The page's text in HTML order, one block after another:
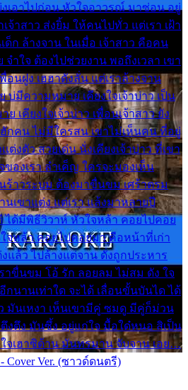
งเอาไปก่อน หัวใจอาวรณ์ มาซ่อน อยู่
จ้าสาว ส่งยิ้ม ให้คนไปทั่ว แต่เรา เฝ้า
ด็ก ล้างจาน ในเมื่อ เจ้าสาว คือคน
ำใจ ต้องไปช่วยงาน พอถึงเวลา เขา
นฝูง เฮฮาดังลั่น แต่เราล้างจาน
บ่มีความหมาย เคียงใจเจ้าบ่าว เป็น
เคียงใจเจ้าบ่าว เพื่อนเจ้าสาว ยัง
กคน ไม่มีใครสน เขาไม่เห็นคน ที่อยู่
ต่งตัว สวยเด่น นั่งเคียงเจ้าบ่าว ที่เขา
ของเรา ลำเค็ญ ใครจะมองเห็น
ร้าวระบม ต้องมาขื่นขม เศร้าตรม
เขาแต่ง แต่เรา แล้งมาหลายปี
ได้มีพิธีวิวาห์ หัวใจหล้า คอยไปคอย
จหล้า คอยไปคอยมา คือหน้าที่เก่า
แล้ว ไปล้างแต่จาน ดั่งถูกประหาร
าขื่นขม โอ้ รัก ลอยลม ไม่สม ดัง ใจ
กนานเท่าใด จะได้ เลื่อนขั้นบันได ได้
มันเหงา เห็นเขามีคู่ ซมดู มีคู่ก็ม่วน
งตึง มันซึ้ง อยู่แก่ใจ มื้อใด๋หนอ สิเป็น
ใจเฮาซิด้าน มันทรมาน จับจาน เอย…
Cover Ver. (ซาวด์ดนตรี)